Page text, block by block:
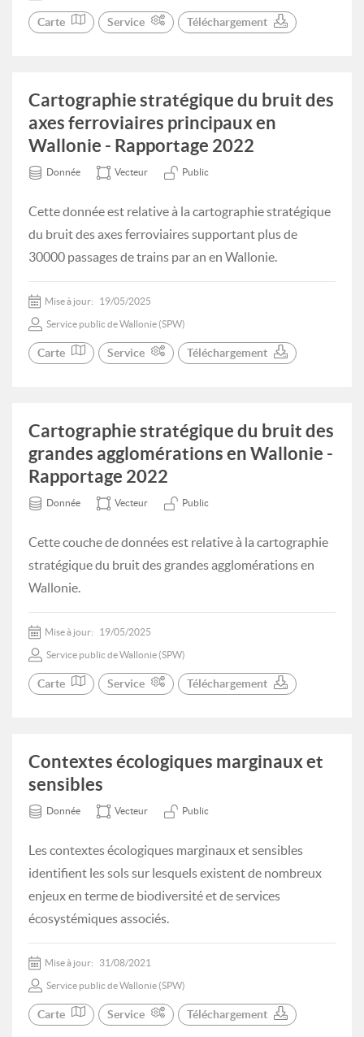
Carte Service Téléchargement
Cartographie stratégique du bruit des
axes ferroviaires principaux en
Wallonie - Rapportage 2022
Donnée Vecteur Public
Cette donnée est relative à la cartographie stratégique
du bruit des axes ferroviaires supportant plus de
30000 passages de trains par an en Wallonie.
Mise à jour: 19/05/2025
Service public de Wallonie (SPW)
Carte Service Téléchargement
Cartographie stratégique du bruit des
grandes agglomérations en Wallonie -
Rapportage 2022
Donnée Vecteur Public
Cette couche de données est relative à la cartographie
stratégique du bruit des grandes agglomérations en
Wallonie.
Mise à jour: 19/05/2025
Service public de Wallonie (SPW)
Carte Service Téléchargement
Contextes écologiques marginaux et
sensibles
Donnée Vecteur Public
Les contextes écologiques marginaux et sensibles
identifient les sols sur lesquels existent de nombreux
enjeux en terme de biodiversité et de services
écosystémiques associés.
Mise à jour: 31/08/2021
Service public de Wallonie (SPW)
Carte Service Téléchargement